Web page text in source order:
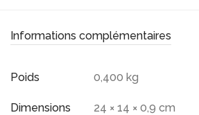
Informations complémentaires
Poids 0,400 kg
Dimensions 24 × 14 × 0,9 cm